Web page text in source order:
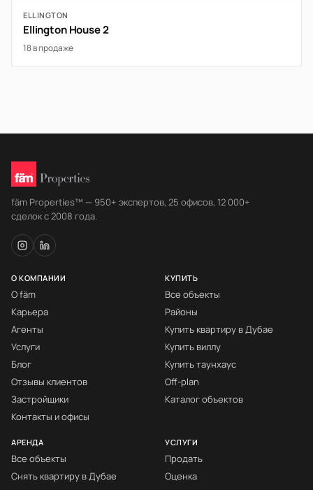
ELLINGTON
Ellington House 2
18 в продаже
fäm Properties™ — 950+ экспертов, 25 офисов, 12 000+
сделок с 2008 года.
О КОМПАНИИ
О fäm
Карьера
Агенты
Услуги
Блог
Отзывы клиентов
Застройщики
Контакты и офисы
КУПИТЬ
Все объекты
Районы
Купить квартиру в Дубае
Купить виллу
Купить таунхаус
Off-plan
Каталог объектов
АРЕНДА
Все объекты
Снять квартиру в Дубае
УСЛУГИ
Продать
Оценка